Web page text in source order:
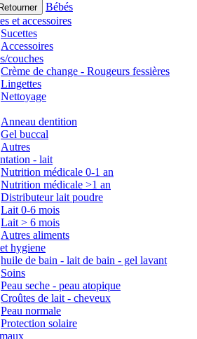
Retourner
Bébés
et accessoires
Sucettes
Accessoires
couches
Crème de change - Rougeurs fessières
Lingettes
Nettoyage
Anneau dentition
Gel buccal
Autres
- lait
Nutrition médicale 0-1 an
Nutrition médicale >1 an
Distributeur lait poudre
Lait 0-6 mois
Lait > 6 mois
Autres aliments
hygiene
huile de bain - lait de bain - gel lavant
Soins
Peau seche - peau atopique
Croûtes de lait - cheveux
Peau normale
Protection solaire